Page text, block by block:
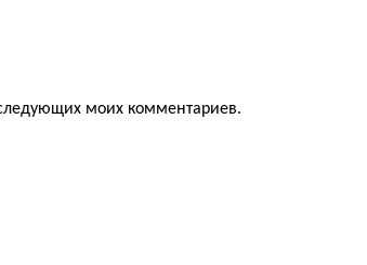
моих комментариев.